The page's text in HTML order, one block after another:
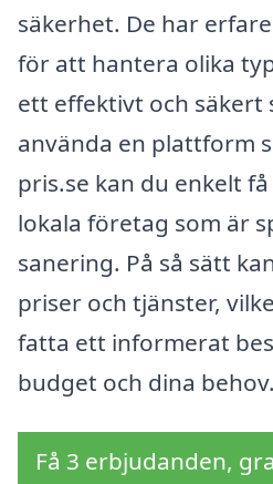
säkerhet. De har
för att hantera olika
ett effektivt och säkert
använda en plattform
pris.se kan du enkelt
lokala företag som är
sanering. På så sätt
priser och tjänster,
fatta ett informerat
budget och dina behov.
Få 3 erbjudanden,